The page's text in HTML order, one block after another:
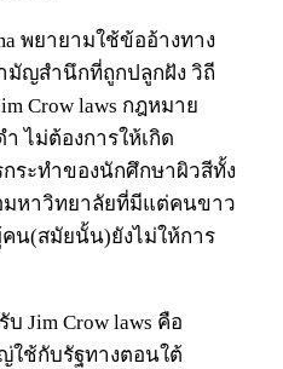
พยายามใช้ข้ออ้างทาง
มัญสำนึกที่ถูกปลูกฝัง วิถี
Crow laws กฎหมาย
ไม่ต้องการให้เกิด
ระทำของนักศึกษาผิวสีทั้ง
มหาวิทยาลัยที่มีแต่คนขาว
น(สมัยนั้น)ยังไม่ให้การ
Jim Crow laws คือ
ใช้กับรัฐทางตอนใต้